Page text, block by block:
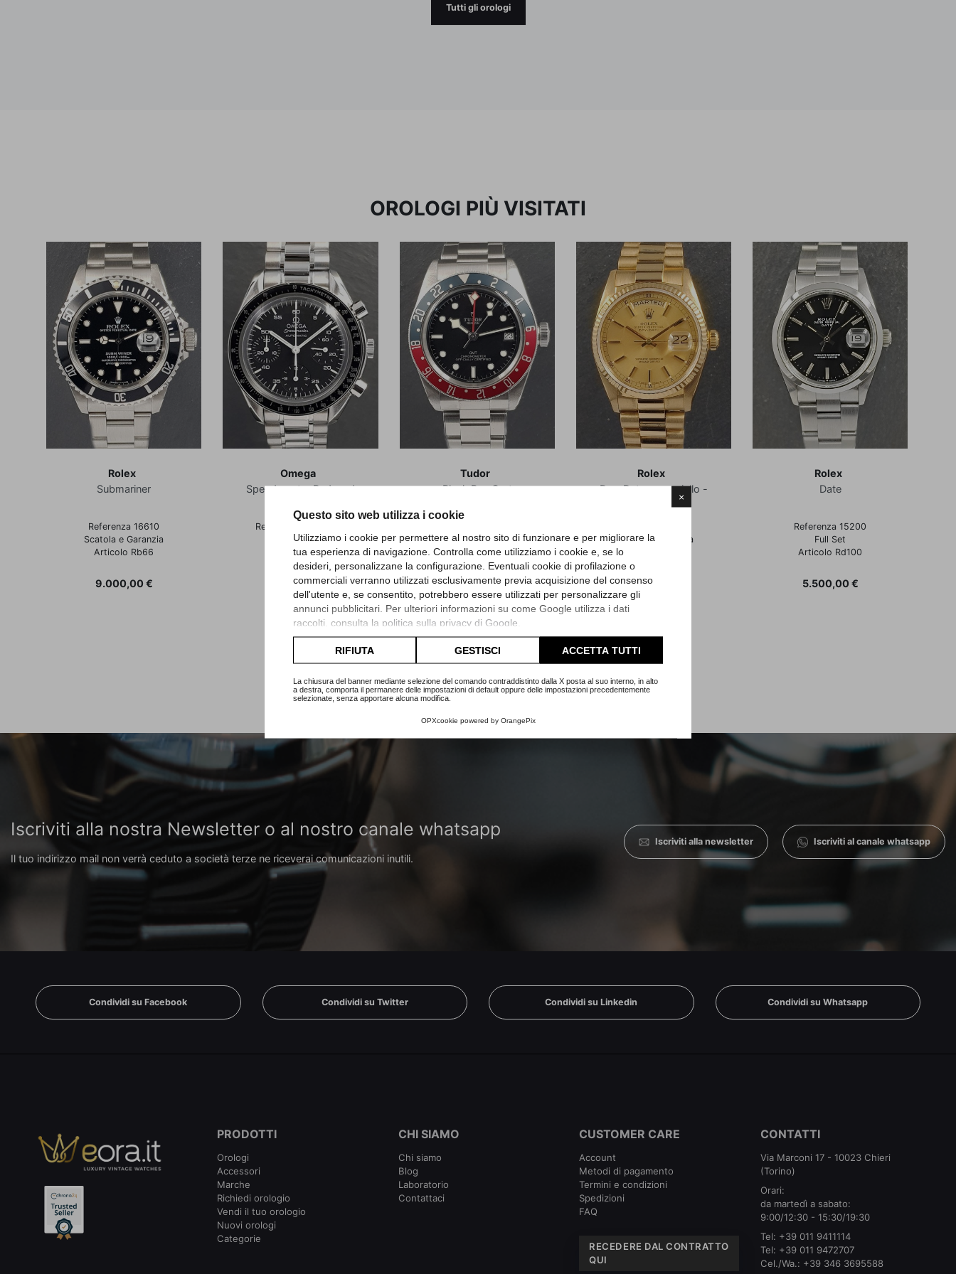
×
Questo sito web utilizza i cookie
Utilizziamo i cookie per permettere al nostro sito di funzionare e per migliorare la
tua esperienza di navigazione. Controlla come utilizziamo i cookie e, se lo
desideri, personalizzane la configurazione. Eventuali cookie di profilazione o
commerciali verranno utilizzati esclusivamente previa acquisizione del consenso
dell'utente e, se consentito, potrebbero essere utilizzati per personalizzare gli
annunci pubblicitari. Per ulteriori informazioni su come Google utilizza i dati
raccolti, consulta la politica sulla privacy di Google
Consulta l'informativa cookie completa.
RIFIUTA GESTISCI ACCETTA TUTTI
La chiusura del banner mediante selezione del comando contraddistinto dalla X posta al suo interno, in alto
a destra, comporta il permanere delle impostazioni di default oppure delle impostazioni precedentemente
selezionate, senza apportare alcuna modifica.
OPXcookie powered by OrangePix
Tutti gli orologi
OROLOGI PIÙ VISITATI
Rolex
Submariner
Referenza 16610
Scatola e Garanzia
Articolo Rb66
Prezzo
9.000,00 €
Omega
Speedmaster Reduced
Referenza 35105000
Articolo Om122
Prezzo
2.900,00 €
Tudor
Black Bay Gmt
Scatola e Garanzia
Febbraio 2021
Articolo Tu160
Prezzo
3.400,00 €
Rolex
Day-Date - oro giallo -
Scatola e Garanzia
Dicembre 1986
Articolo Rdd17
Prezzo
19.800,00 €
Rolex
Date
Referenza 15200
Full Set
Articolo Rd100
Prezzo
5.500,00 €
Iscriviti alla nostra Newsletter o al nostro canale whatsapp
Il tuo indirizzo mail non verrà ceduto a società terze ne riceverai comunicazioni inutili.
Iscriviti alla newsletter Iscriviti al canale whatsapp
Condividi su Facebook Condividi su Twitter Condividi su Linkedin Condividi su Whatsapp
PRODOTTI
Orologi
Accessori
Marche
Richiedi orologio
Vendi il tuo orologio
Nuovi orologi
Categorie
CHI SIAMO
Chi siamo
Blog
Laboratorio
Contattaci
CUSTOMER CARE
Account
Metodi di pagamento
Termini e condizioni
Spedizioni
FAQ
RECEDERE DAL CONTRATTO
QUI
CONTATTI
Via Marconi 17 - 10023 Chieri
(Torino)
Orari:
da martedì a sabato:
9:00/12:30 - 15:30/19:30
Tel: +39 011 9411114
Tel: +39 011 9472707
Cel./Wa.: +39 346 3695588